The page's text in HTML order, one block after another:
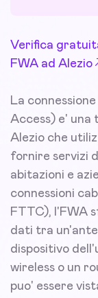
Verifica
FWA ad Alezio
La
Access) e' una
Alezio che
fornire servizi
abitazioni e
connessioni
FTTC), l'FWA
dati tra
dispositivo
wireless o un
puo' essere